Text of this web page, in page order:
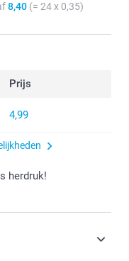
8,40 (= 24 x 0,35)
Prijs
4,99
herdruk!